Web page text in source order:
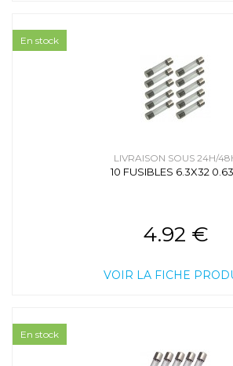
LIVRAISON SOUS 24H/
10 FUSIBLES 6.3X32
4.92 €
VOIR LA FICHE
En stock
En stock